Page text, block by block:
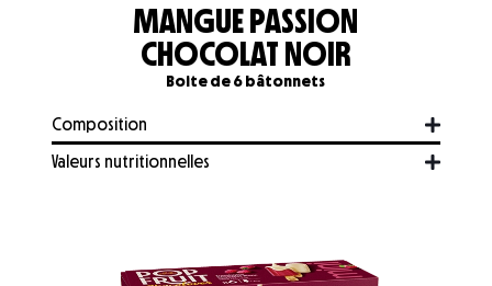
MANGUE PASSION
CHOCOLAT NOIR
Boite de 6 bâtonnets
Composition
Valeurs nutritionnelles